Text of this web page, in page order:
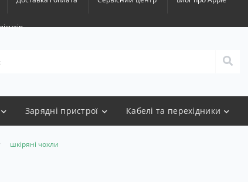
Зарядні пристрої Кабелі та перехідники
шкіряні чохли